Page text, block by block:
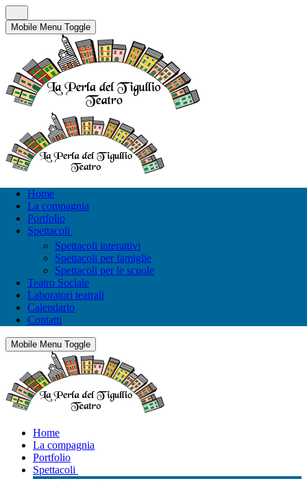
Mobile Menu Toggle
Home
La compagnia
Portfolio
Spettacoli
Spettacoli interattivi
Spettacoli per famiglie
Spettacoli per le scuole
Teatro Sociale
Laboratori teatrali
Calendario
Contatti
Mobile Menu Toggle
Home
La compagnia
Portfolio
Spettacoli